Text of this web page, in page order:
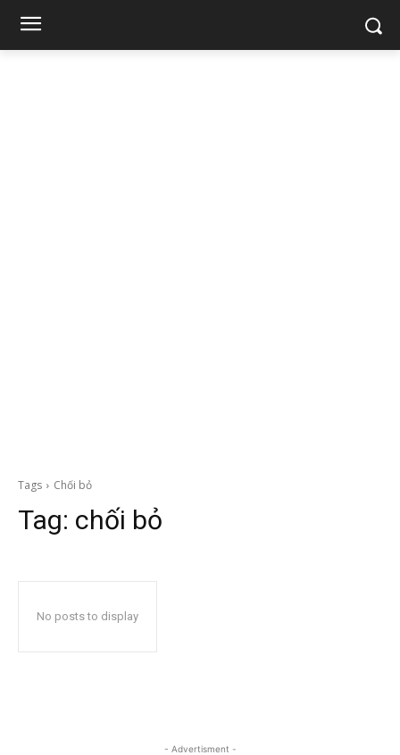
Tags Chối bỏ
Tag: chối bỏ
No posts to display
- Advertisment -